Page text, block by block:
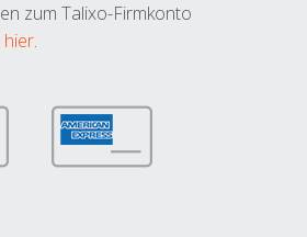
zum Talixo-Firmkonto
hier.